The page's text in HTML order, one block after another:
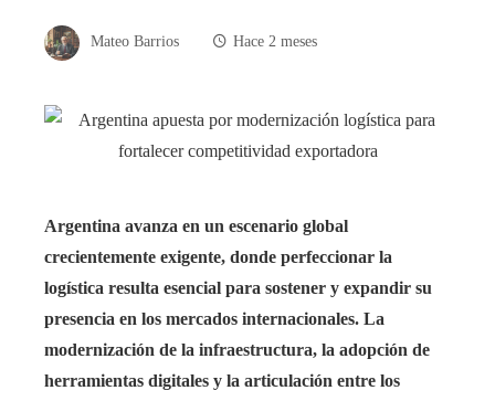
Mateo Barrios Hace 2 meses
Argentina avanza en un escenario global
crecientemente exigente, donde perfeccionar la
logística resulta esencial para sostener y expandir su
presencia en los mercados internacionales. La
modernización de la infraestructura, la adopción de
herramientas digitales y la articulación entre los